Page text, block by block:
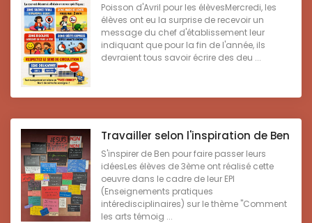
Poisson d'Avril pour les élèvesMercredi, les
élèves ont eu la surprise de recevoir un
message du chef d'établissement leur
indiquant que pour la fin de l'année, ils
devraient tous savoir écrire des deu ...
Travailler selon l'inspiration de Ben
S'inspirer de Ben pour faire passer leurs
idéesLes élèves de 3ème ont réalisé cette
oeuvre dans le cadre de leur EPI
(Enseignements pratiques
intéredisciplinaires) sur le thème "Comment
les arts témoig ...